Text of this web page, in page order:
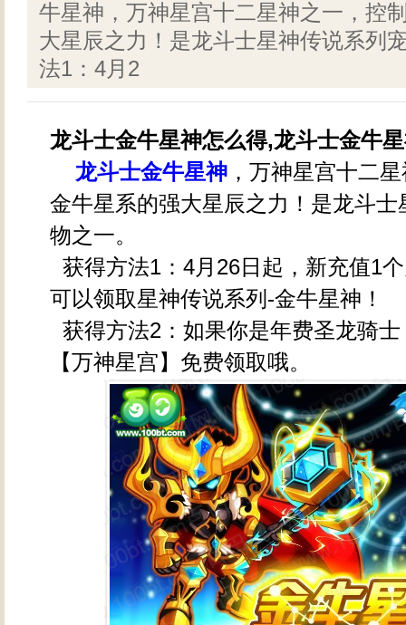
牛星神，万神星宫十二星神之一，控
大星辰之力！是龙斗士星神传说系列
法1：4月2
龙斗士金牛星神怎么得,龙斗士金牛
龙斗士金牛星神 ，万神星宫十二
金牛星系的强大星辰之力！是龙斗士
物之一。
获得方法1：4月26日起，新充值1
可以领取星神传说系列-金牛星神！
获得方法2：如果你是年费圣龙骑
【万神星宫】免费领取哦。